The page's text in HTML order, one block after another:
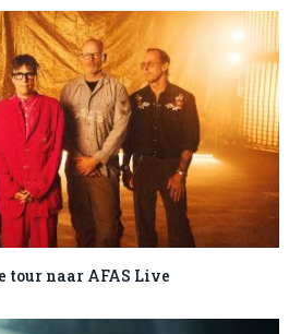
tour naar AFAS Live